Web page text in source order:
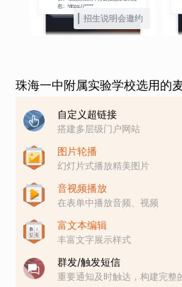
招生说明会邀约
珠海一中附属实验学校选用的
自定义超链接
搭建多层级门户网站
图片轮播
幻灯片式播放精美图片
音视频播放
在表单中播放音频、视频
富文本编辑
丰富文字展示样式
群发/触发短信
重要通知及时触达，构建完整